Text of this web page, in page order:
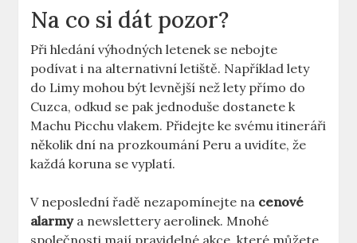
Na co si dát pozor?
Při hledání výhodných letenek se nebojte
podívat i na alternativní letiště. Například lety
do Limy mohou být levnější než lety přímo do
Cuzca, odkud se pak jednoduše dostanete k
Machu Picchu vlakem. Přidejte ke svému itineráři
několik dní na prozkoumání Peru a uvidíte, že
každá koruna se vyplatí.
V neposlední řadě nezapomínejte na cenové
alarmya newslettery aerolinek. Mnohé